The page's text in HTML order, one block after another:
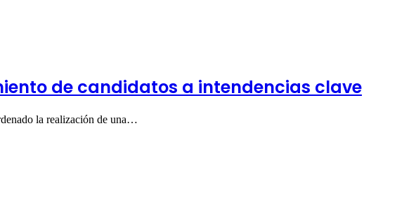
de candidatos a intendencias clave
la realización de una…